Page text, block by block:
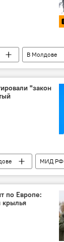
В Молдове
"закон
МИД РФ
по Европе:
крылья